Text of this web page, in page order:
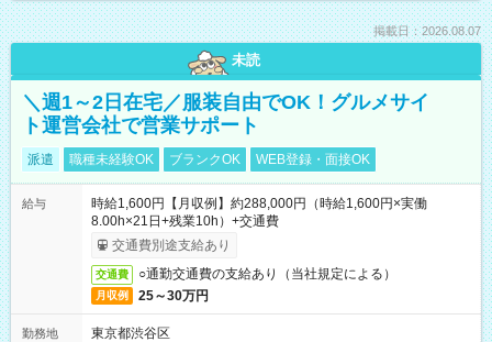
掲載日：2026.08.07
未読
＼週1～2日在宅／服装自由でOK！グルメサイ
ト運営会社で営業サポート
派遣 職種未経験OK ブランクOK WEB登録・面接OK
給与
時給1,600円【月収例】約288,000円（時給1,600円×実働
8.00h×21日+残業10h）+交通費
交通費別途支給あり
交通費 ○通勤交通費の支給あり（当社規定による）
月収例 25～30万円
勤務地
東京都渋谷区